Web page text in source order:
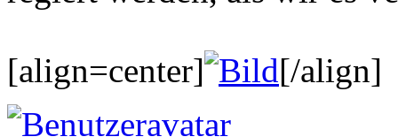
[align=center] [/align]